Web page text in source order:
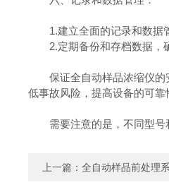
1.建立全面的记录和数据管
2.定期备份和存档数据，确
保证全自动样品浓缩仪的安
低事故风险，提高设备的可
需要注意的是，不同型号和
上一篇： 全自动样品前处理